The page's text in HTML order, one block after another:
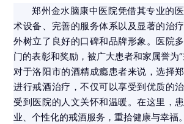
郑州金水脑康中医院凭借其专业的
术设备、完善的服务体系以及显著的治
外树立了良好的口碑和品牌形象。医院
门的表彰和奖励，被广大患者和家属誉为“
对于洛阳市的酒精成瘾患者来说，选择
进行戒酒治疗，不仅可以享受到优质的
受到医院的人文关怀和温暖。在这里，
业、个性化的戒酒服务，重拾健康与幸福。